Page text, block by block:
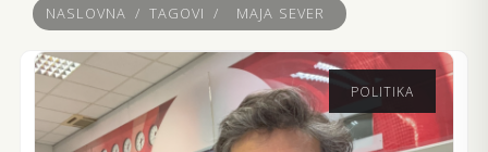
NASLOVNA / TAGOVI / MAJA SEVER
POLITIKA